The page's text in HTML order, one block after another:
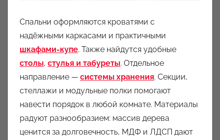
Спальни оформляются кроватями с
надёжными каркасами и практичными
шкафами-купе. Также найдутся удобные
столы, стулья и табуреты. Отдельное
направление — системы хранения. Секции,
стеллажи и модульные полки помогают
навести порядок в любой комнате. Материалы
радуют разнообразием: массив дерева
ценится за долговечность, МДФ и ЛДСП дают